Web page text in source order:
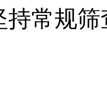
持常规